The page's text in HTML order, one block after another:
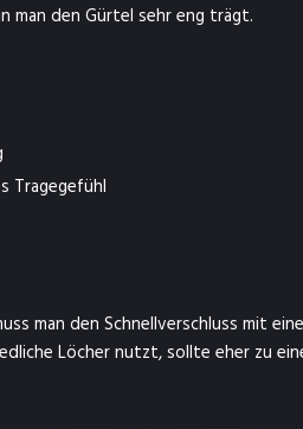
man den Gürtel sehr eng trägt.
Tragegefühl
man den Schnellverschluss mit
Löcher nutzt, sollte eher zu